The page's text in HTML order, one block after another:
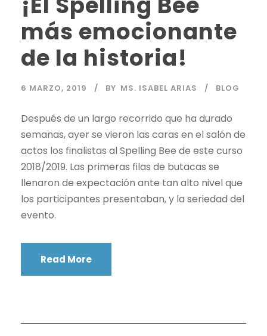
más emocionante
de la historia!
6 MARZO, 2019 BY MS. ISABEL ARIAS BLOG
Después de un largo recorrido que ha durado
semanas, ayer se vieron las caras en el salón de
actos los finalistas al Spelling Bee de este curso
2018/2019. Las primeras filas de butacas se
llenaron de expectación ante tan alto nivel que
los participantes presentaban, y la seriedad del
evento.
Read More